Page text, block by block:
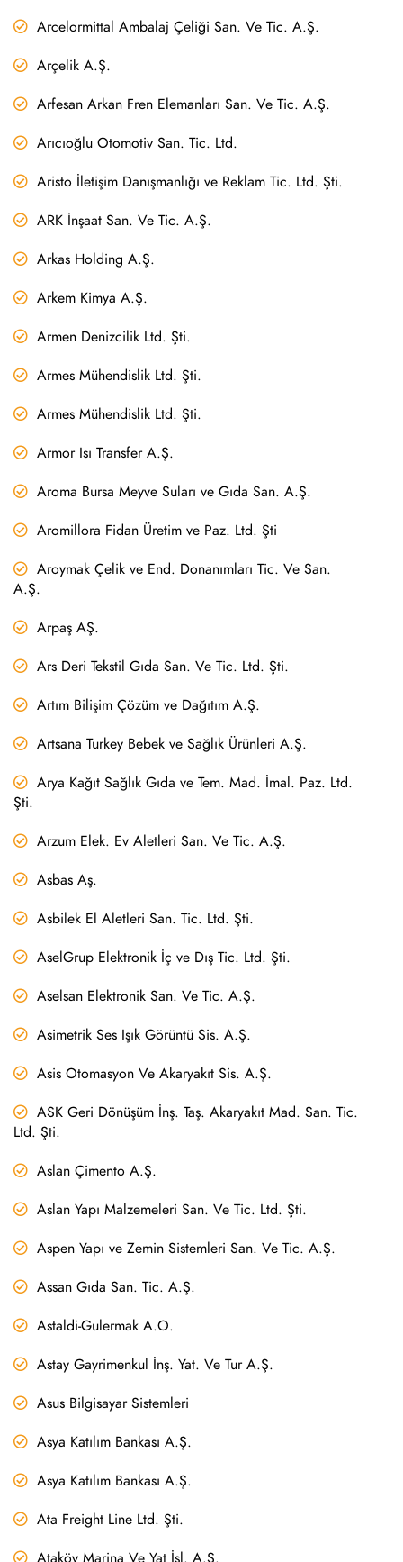
Arcelormittal Ambalaj Çeliği San. Ve Tic. A.Ş.
Arçelik A.Ş.
Arfesan Arkan Fren Elemanları San. Ve Tic. A.Ş.
Arıcıoğlu Otomotiv San. Tic. Ltd.
Aristo İletişim Danışmanlığı ve Reklam Tic. Ltd. Şti.
ARK İnşaat San. Ve Tic. A.Ş.
Arkas Holding A.Ş.
Arkem Kimya A.Ş.
Armen Denizcilik Ltd. Şti.
Armes Mühendislik Ltd. Şti.
Armes Mühendislik Ltd. Şti.
Armor Isı Transfer A.Ş.
Aroma Bursa Meyve Suları ve Gıda San. A.Ş.
Aromillora Fidan Üretim ve Paz. Ltd. Şti
Aroymak Çelik ve End. Donanımları Tic. Ve San.
A.Ş.
Arpaş AŞ.
Ars Deri Tekstil Gıda San. Ve Tic. Ltd. Şti.
Artım Bilişim Çözüm ve Dağıtım A.Ş.
Artsana Turkey Bebek ve Sağlık Ürünleri A.Ş.
Arya Kağıt Sağlık Gıda ve Tem. Mad. İmal. Paz. Ltd.
Şti.
Arzum Elek. Ev Aletleri San. Ve Tic. A.Ş.
Asbas Aş.
Asbilek El Aletleri San. Tic. Ltd. Şti.
AselGrup Elektronik İç ve Dış Tic. Ltd. Şti.
Aselsan Elektronik San. Ve Tic. A.Ş.
Asimetrik Ses Işık Görüntü Sis. A.Ş.
Asis Otomasyon Ve Akaryakıt Sis. A.Ş.
ASK Geri Dönüşüm İnş. Taş. Akaryakıt Mad. San. Tic.
Ltd. Şti.
Aslan Çimento A.Ş.
Aslan Yapı Malzemeleri San. Ve Tic. Ltd. Şti.
Aspen Yapı ve Zemin Sistemleri San. Ve Tic. A.Ş.
Assan Gıda San. Tic. A.Ş.
Astaldi-Gulermak A.O.
Astay Gayrimenkul İnş. Yat. Ve Tur A.Ş.
Asus Bilgisayar Sistemleri
Asya Katılım Bankası A.Ş.
Asya Katılım Bankası A.Ş.
Ata Freight Line Ltd. Şti.